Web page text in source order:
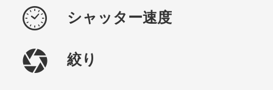
シャッター速度
絞り